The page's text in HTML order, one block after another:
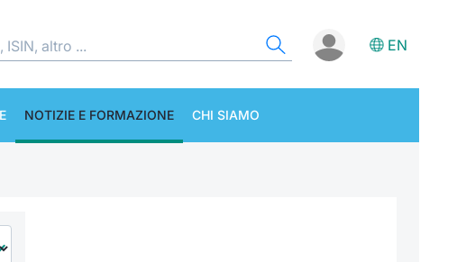
EN
NOTIZIE E FORMAZIONE CHI SIAMO